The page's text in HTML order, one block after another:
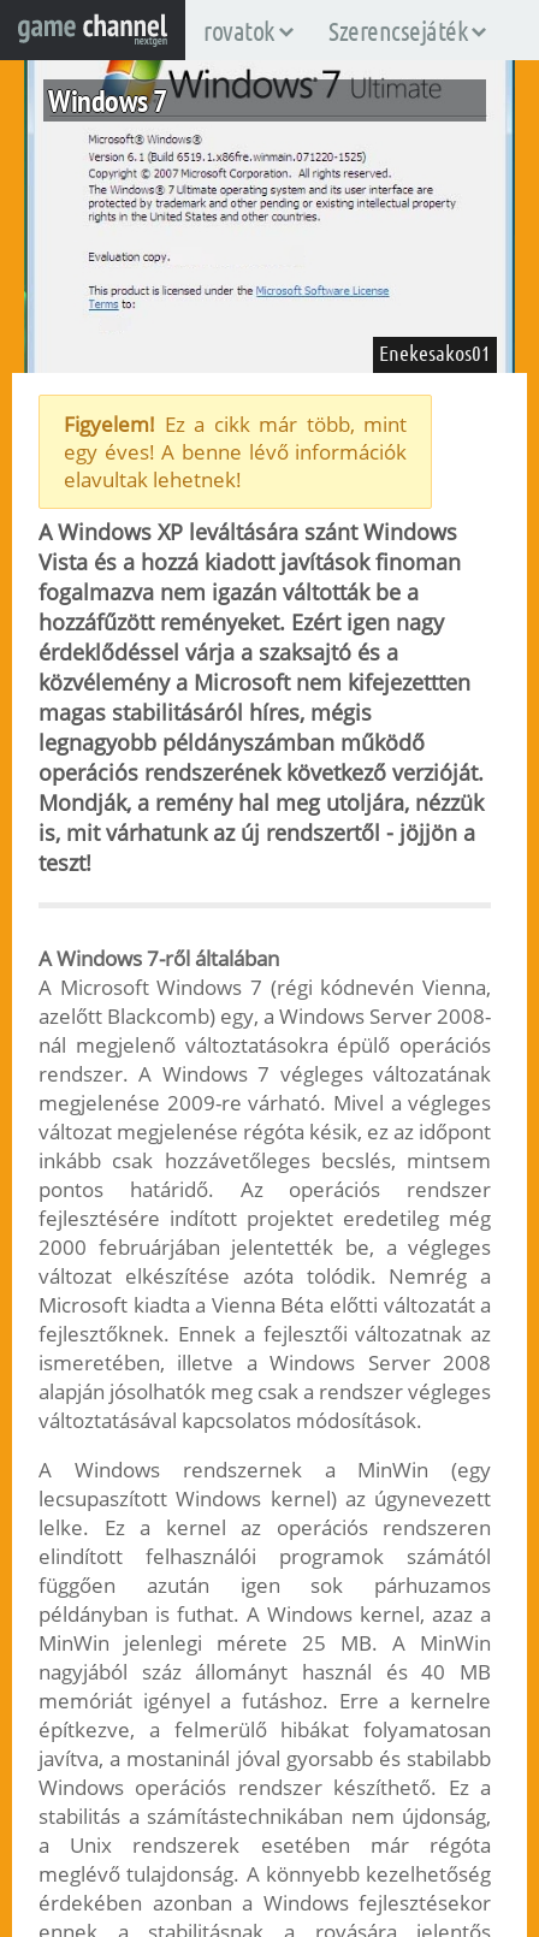
rovatok Szerencsejáték
Windows 7
Enekesakos01
Figyelem! Ez a cikk már több, mint
egy éves! A benne lévő információk
elavultak lehetnek!
A Windows XP leváltására szánt Windows
Vista és a hozzá kiadott javítások finoman
fogalmazva nem igazán váltották be a
hozzáfűzött reményeket. Ezért igen nagy
érdeklődéssel várja a szaksajtó és a
közvélemény a Microsoft nem kifejezettten
magas stabilitásáról híres, mégis
legnagyobb példányszámban működő
operációs rendszerének következő verzióját.
Mondják, a remény hal meg utoljára, nézzük
is, mit várhatunk az új rendszertől - jöjjön a
teszt!
A Windows 7-ről általában
A Microsoft Windows 7 (régi kódnevén Vienna,
azelőtt Blackcomb) egy, a Windows Server 2008-
nál megjelenő változtatásokra épülő operációs
rendszer. A Windows 7 végleges változatának
megjelenése 2009-re várható. Mivel a végleges
változat megjelenése régóta késik, ez az időpont
inkább csak hozzávetőleges becslés, mintsem
pontos határidő. Az operációs rendszer
fejlesztésére indított projektet eredetileg még
2000 februárjában jelentették be, a végleges
változat elkészítése azóta tolódik. Nemrég a
Microsoft kiadta a Vienna Béta előtti változatát a
fejlesztőknek. Ennek a fejlesztői változatnak az
ismeretében, illetve a Windows Server 2008
alapján jósolhatók meg csak a rendszer végleges
változtatásával kapcsolatos módosítások.
A Windows rendszernek a MinWin (egy
lecsupaszított Windows kernel) az úgynevezett
lelke. Ez a kernel az operációs rendszeren
elindított felhasználói programok számától
függően azután igen sok párhuzamos
példányban is futhat. A Windows kernel, azaz a
MinWin jelenlegi mérete 25 MB. A MinWin
nagyjából száz állományt használ és 40 MB
memóriát igényel a futáshoz. Erre a kernelre
építkezve, a felmerülő hibákat folyamatosan
javítva, a mostaninál jóval gyorsabb és stabilabb
Windows operációs rendszer készíthető. Ez a
stabilitás a számítástechnikában nem újdonság,
a Unix rendszerek esetében már régóta
meglévő tulajdonság. A könnyebb kezelhetőség
érdekében azonban a Windows fejlesztésekor